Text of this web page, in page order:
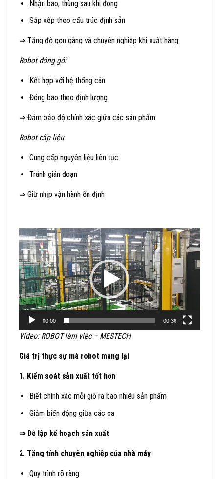
Nhận bao, thùng sau khi đóng
Sắp xếp theo cấu trúc định sẵn
⇒ Tăng độ gọn gàng và chuyên nghiệp khi xuất hàng
Robot đóng gói
Kết hợp với hệ thống cân
Đóng bao theo định lượng
⇒ Đảm bảo độ chính xác giữa các sản phẩm
Robot cấp liệu
Cung cấp nguyên liệu liên tục
Tránh gián đoạn
⇒ Giữ nhịp vận hành ổn định
Trình
chơi
Video
00:00 00:36
Video: ROBOT làm việc – MESTECH
Giá trị thực sự mà robot mang lại
1. Kiểm soát sản xuất tốt hơn
Biết chính xác mỗi giờ ra bao nhiêu sản phẩm
Giảm biến động giữa các ca
⇒ Dễ lập kế hoạch sản xuất
2. Tăng tính chuyên nghiệp của nhà máy
Quy trình rõ ràng